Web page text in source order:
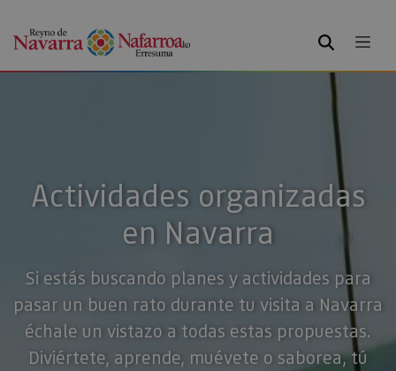
BUSCAR
Actividades organizadas
en Navarra
Si estás buscando planes y actividades para
pasar un buen rato durante tu visita a Navarra
échale un vistazo a todas estas propuestas.
Diviértete, aprende, muévete o saborea, tú